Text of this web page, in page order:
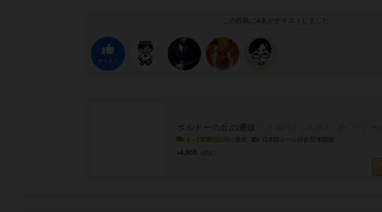
この投稿に 4名がナイス！ しました
ナイス！
ボルドーの丘の通販
1～2営業日以内に発送
¥4,950 （税込）